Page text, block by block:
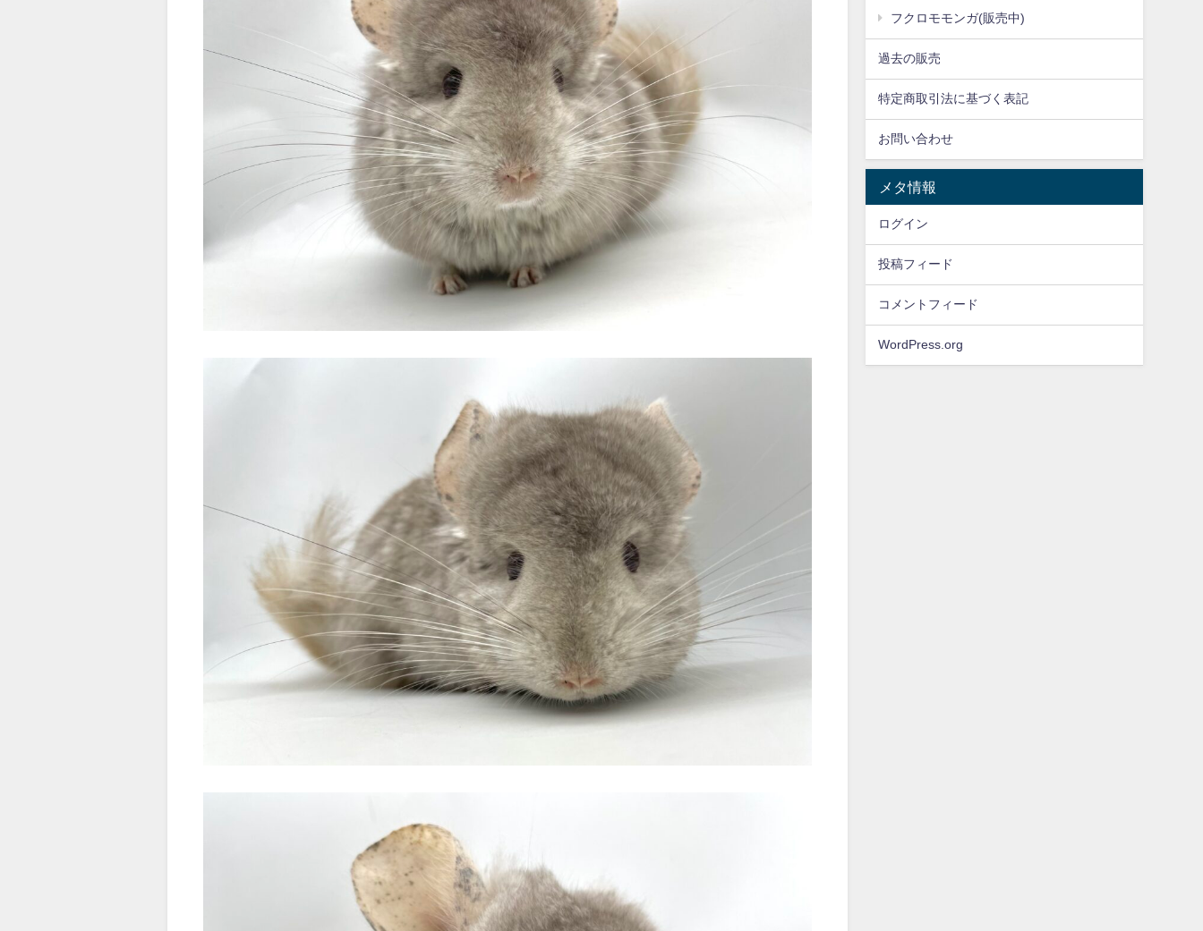
フクロモモンガ(販売中)
過去の販売
特定商取引法に基づく表記
お問い合わせ
メタ情報
ログイン
投稿フィード
コメントフィード
WordPress.org